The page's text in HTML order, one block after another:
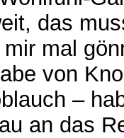
das
mir mal
von
–
an das